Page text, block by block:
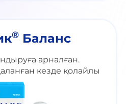
® Баланс
арналған.
кезде қолайлы